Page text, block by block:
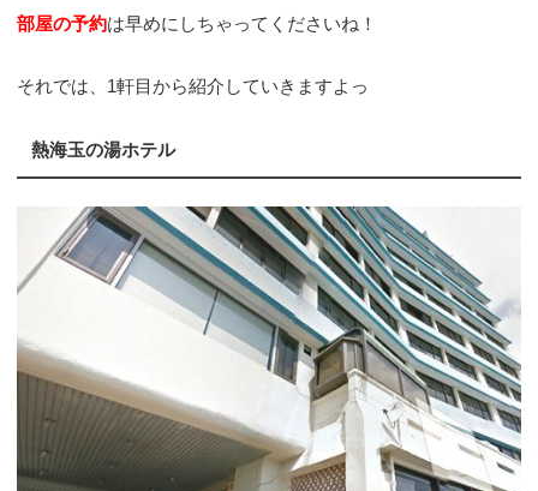
部屋の予約は早めにしちゃってくださいね！
それでは、1軒目から紹介していきますよっ
熱海玉の湯ホテル